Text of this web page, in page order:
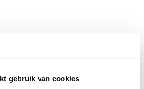
gebruik van cookies